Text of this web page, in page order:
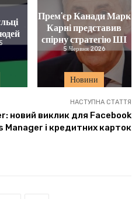
Новини
Премʼєр Канади Марк
Карні представив
спірну стратегію ШІ
5 Червня 2026
НАСТУПНА СТАТТЯ
новий виклик для Facebook
Manager і кредитних карток